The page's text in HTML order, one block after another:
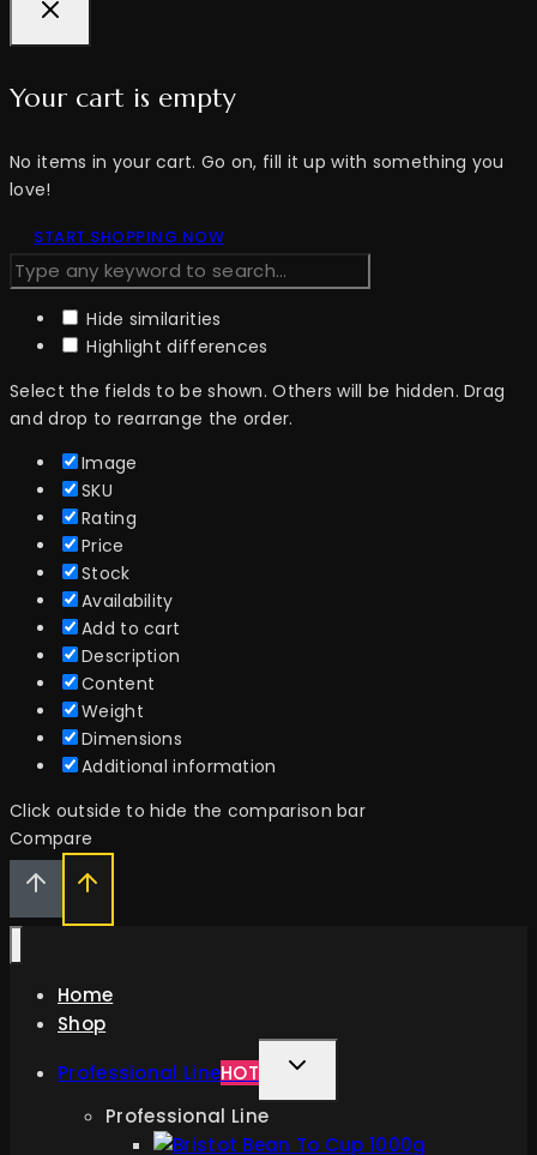
Your cart is empty
No items in your cart. Go on, fill it up with something you
love!
START SHOPPING NOW
Hide similarities
Highlight differences
Select the fields to be shown. Others will be hidden. Drag
and drop to rearrange the order.
Image
SKU
Rating
Price
Stock
Availability
Add to cart
Description
Content
Weight
Dimensions
Additional information
Click outside to hide the comparison bar
Compare
Home
Shop
Professional LineHOT
TOGGLE
CHILD
Professional Line